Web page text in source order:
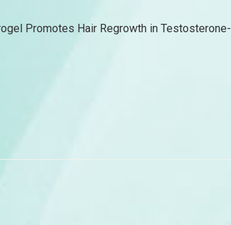
Promotes Hair Regrowth in Testosterone-